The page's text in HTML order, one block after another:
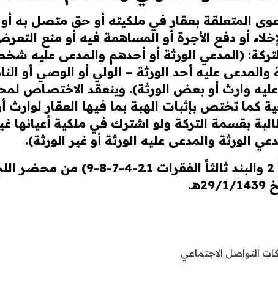
المتعلقة بعقار في ملكيته أو حق متصل به
أو دفع الأجرة أو المساهمة فيه أو منع
(المدعي الورثة أو أحدهم والمدعى عليه
والمدعى عليه أحد الورثة – الولي أو الوصي
وارث أو بعض الورثة). وينعقد الاختصاص
كما تختص بإثبات الهبة بما فيها العقار
بقسمة التركة ولو اشترك في ملكية أعيانها
الورثة والمدعى عليه الورثة أو غير الورثة).
استناداً للبندين (ثانيا الفقرة 1
التواصل الاجتماعي